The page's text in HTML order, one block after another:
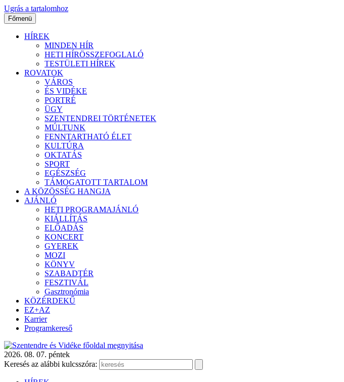
Ugrás a tartalomhoz
Főmenü
HÍREK
MINDEN HÍR
HETI HÍRÖSSZEFOGLALÓ
TESTÜLETI HÍREK
ROVATOK
VÁROS
ÉS VIDÉKE
PORTRÉ
ÜGY
SZENTENDREI TÖRTÉNETEK
MÚLTUNK
FENNTARTHATÓ ÉLET
KULTÚRA
OKTATÁS
SPORT
EGÉSZSÉG
TÁMOGATOTT TARTALOM
A KÖZÖSSÉG HANGJA
AJÁNLÓ
HETI PROGRAMAJÁNLÓ
KIÁLLÍTÁS
ELŐADÁS
KONCERT
GYEREK
MOZI
KÖNYV
SZABADTÉR
FESZTIVÁL
Gasztronómia
KÖZÉRDEKŰ
EZ+AZ
Karrier
Programkereső
2026. 08. 07. péntek
Keresés az alábbi kulcsszóra: